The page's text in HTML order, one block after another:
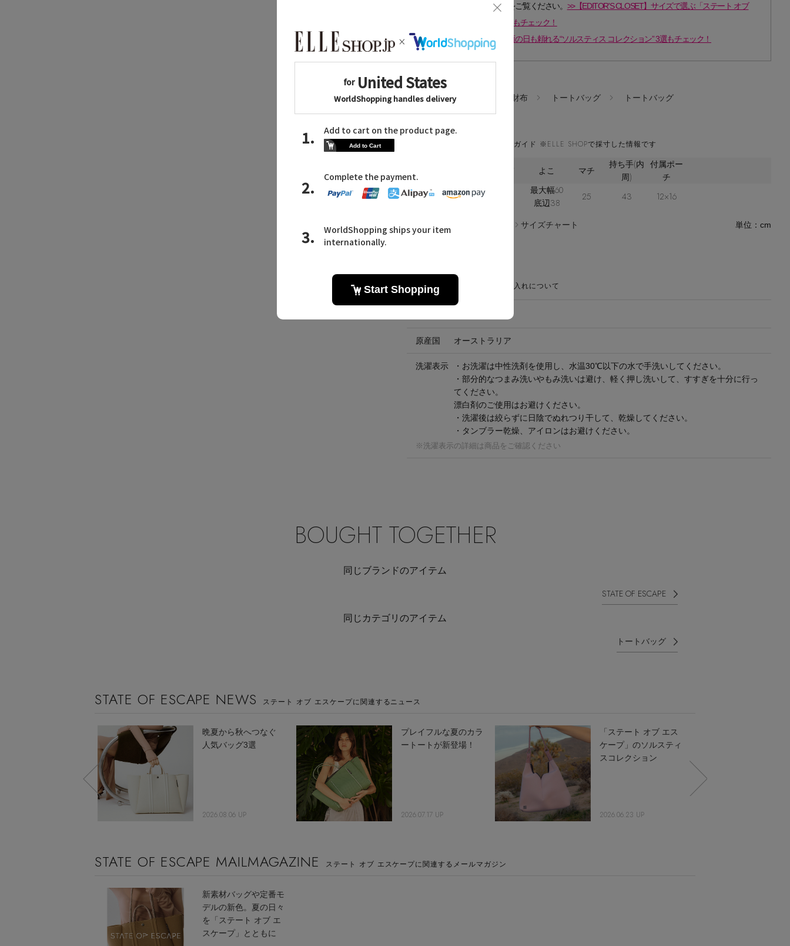
たい！」おすすめ10選-」
をご覧ください。 >>【EDITOR'S CLOSET】サイズで選ぶ「ステート オブ
エスケープ」の理想バッグもチェック！
>>【EDITOR'S CLOSET】雨の日も頼れる“ソルスティス コレクション” 3選もチェック！
商品のカテゴリ： バッグ・財布 トートバッグ トートバッグ
SIZE GUIDE サイズガイド ※ELLE SHOPで採寸した情報です
よこ マチ
持ち手(内
周)
付属ポー
チ
F 690ｇ
最大幅60
底辺38
25 43 12×16
サイズの測り方について サイズチャート 単位：cm
CARE GUIDE お手入れについて
原産国 オーストラリア
洗濯表示
・お洗濯は中性洗剤を使用し、水温30℃以下の水で手洗いしてください。
・部分的なつまみ洗いやもみ洗いは避け、軽く押し洗いして、すすぎを十分に行っ
てください。
漂白剤のご使用はお避けください。
・洗濯後は絞らずに日陰でぬれつり干して、乾燥してください。
・タンブラー乾燥、アイロンはお避けください。
※洗濯表示の詳細は商品をご確認ください
BOUGHT TOGETHER
同じブランドのアイテム
STATE OF ESCAPE
同じカテゴリのアイテム
トートバッグ
STATE OF ESCAPE NEWS ステート オブ エスケープに関連するニュース
晩夏から秋へつなぐ
人気バッグ3選
2026.08.06 UP
プレイフルな夏のカラ
ートートが新登場！
2026.07.17 UP
「ステート オブ エス
ケープ」のソルスティ
スコレクション
2026.06.23 UP
STATE OF ESCAPE MAILMAGAZINE ステート オブ エスケープに関連するメールマガジン
新素材バッグや定番モ
デルの新色。夏の日々
を「ステート オブ エ
スケープ」とともに